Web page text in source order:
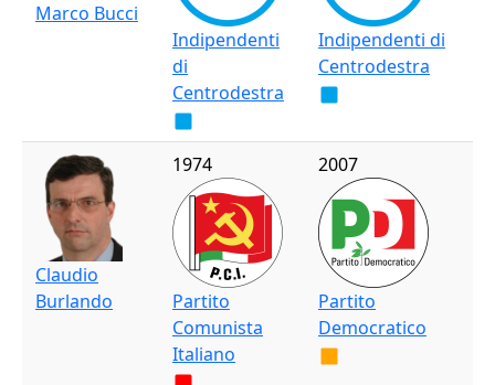
Marco Bucci
Indipendenti
di
Centrodestra
Indipendenti di
Centrodestra
Claudio
Burlando
1974
Partito
Comunista
Italiano
2007
Partito
Democratico